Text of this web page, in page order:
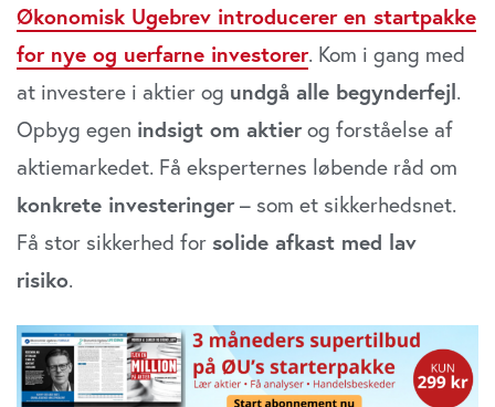
Økonomisk Ugebrev introducerer en startpakke
for nye og uerfarne investorer. Kom i gang med
at investere i aktier og undgå alle begynderfejl.
Opbyg egen indsigt om aktierog forståelse af
aktiemarkedet. Få eksperternes løbende råd om
konkrete investeringer– som et sikkerhedsnet.
Få stor sikkerhed for solide afkast med lav
risiko.